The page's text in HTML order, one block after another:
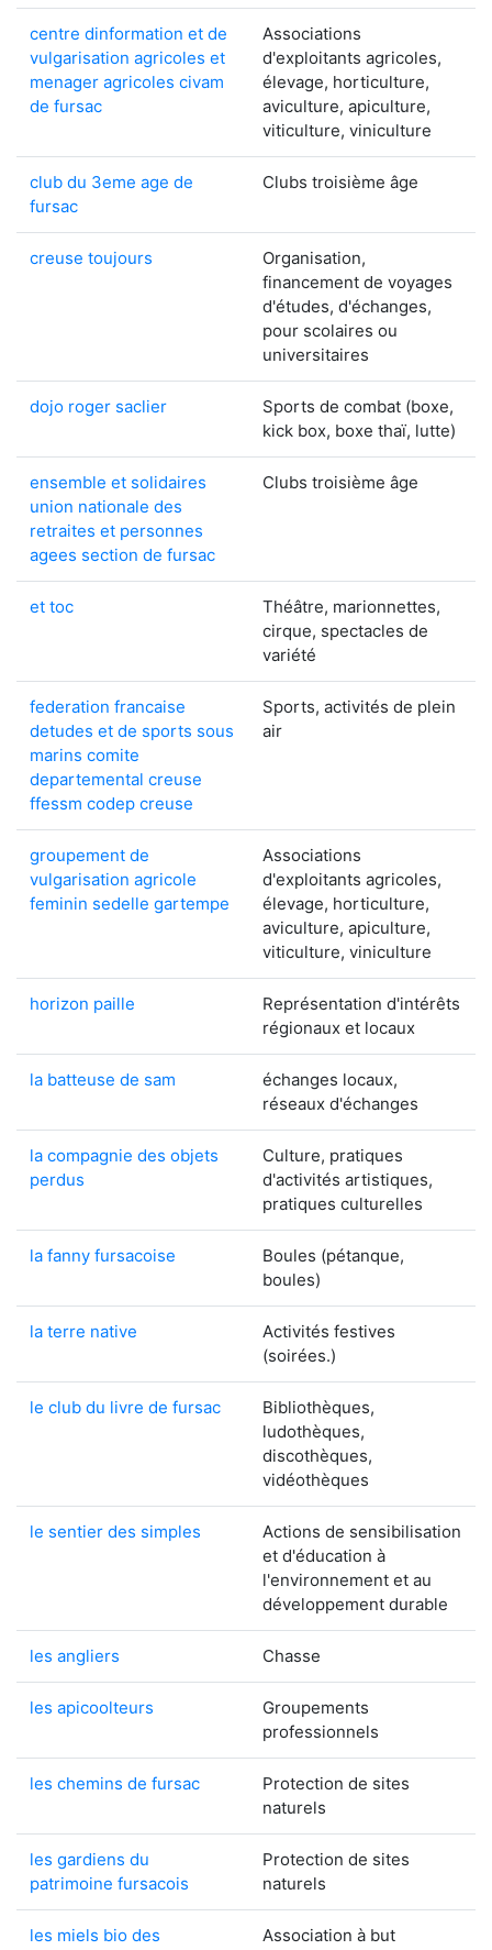
centre dinformation et de
vulgarisation agricoles et
menager agricoles civam
de fursac
Associations
d'exploitants agricoles,
élevage, horticulture,
aviculture, apiculture,
viticulture, viniculture
club du 3eme age de
fursac
Clubs troisième âge
creuse toujours
Organisation,
financement de voyages
d'études, d'échanges,
pour scolaires ou
universitaires
dojo roger saclier
Sports de combat (boxe,
kick box, boxe thaï, lutte)
ensemble et solidaires
union nationale des
retraites et personnes
agees section de fursac
Clubs troisième âge
et toc
Théâtre, marionnettes,
cirque, spectacles de
variété
federation francaise
detudes et de sports sous
marins comite
departemental creuse
ffessm codep creuse
Sports, activités de plein
air
groupement de
vulgarisation agricole
feminin sedelle gartempe
Associations
d'exploitants agricoles,
élevage, horticulture,
aviculture, apiculture,
viticulture, viniculture
horizon paille
Représentation d'intérêts
régionaux et locaux
la batteuse de sam
échanges locaux,
réseaux d'échanges
la compagnie des objets
perdus
Culture, pratiques
d'activités artistiques,
pratiques culturelles
la fanny fursacoise
Boules (pétanque,
boules)
la terre native
Activités festives
(soirées.)
le club du livre de fursac
Bibliothèques,
ludothèques,
discothèques,
vidéothèques
le sentier des simples
Actions de sensibilisation
et d'éducation à
l'environnement et au
développement durable
les angliers Chasse
les apicoolteurs
Groupements
professionnels
les chemins de fursac
Protection de sites
naturels
les gardiens du
patrimoine fursacois
Protection de sites
naturels
les miels bio des
Association à but